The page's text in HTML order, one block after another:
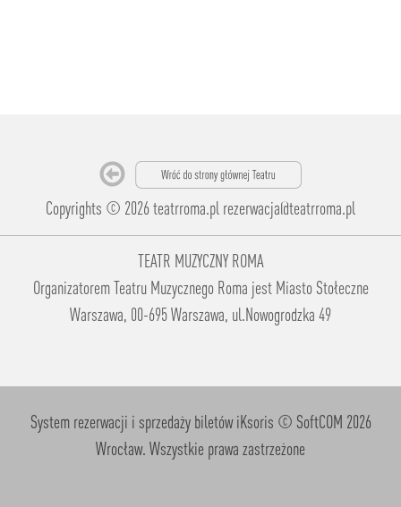
Copyrights © 2026 teatrroma.pl rezerwacja@teatrroma.pl
TEATR MUZYCZNY ROMA
Organizatorem Teatru Muzycznego Roma jest Miasto Stołeczne
Warszawa, 00-695 Warszawa, ul.Nowogrodzka 49
System rezerwacji i sprzedaży biletów iKsoris © SoftCOM 2026
Wrocław. Wszystkie prawa zastrzeżone